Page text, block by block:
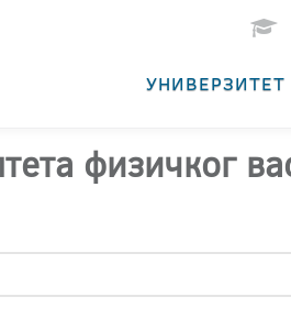
УНИВЕРЗИТЕТ
физичког